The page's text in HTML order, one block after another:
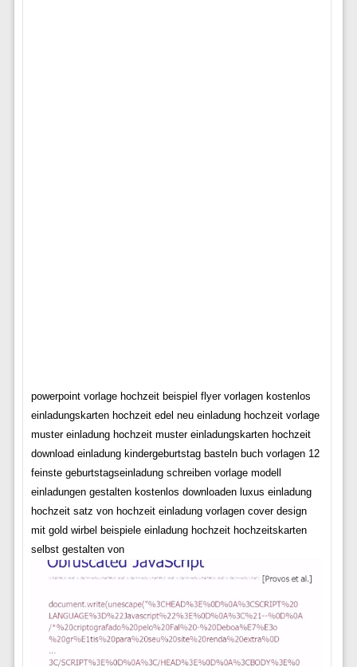
powerpoint vorlage hochzeit beispiel flyer vorlagen kostenlos
einladungskarten hochzeit edel neu einladung hochzeit vorlage
muster einladung hochzeit muster einladungskarten hochzeit
download einladung kindergeburtstag basteln buch vorlagen 12
feinste geburtstagseinladung schreiben vorlage modell
einladungen gestalten kostenlos downloaden luxus einladung
hochzeit satz von hochzeit einladung vorlagen cover design
mit gold wirbel beispiele einladung hochzeit hochzeitskarten
selbst gestalten von